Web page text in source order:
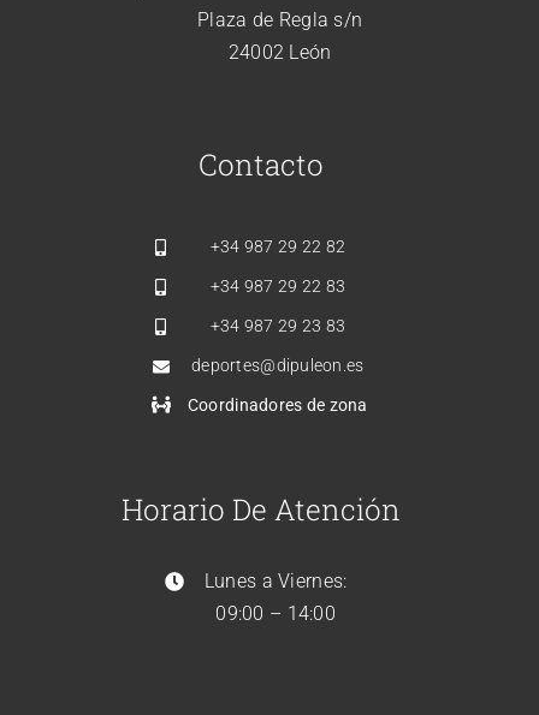
Plaza de Regla s/n
24002 León
Contacto
+34 987 29 22 82
+34 987 29 22 83
+34 987 29 23 83
deportes@dipuleon.es
Coordinadores de zona
Horario De Atención
Lunes a Viernes:
09:00 – 14:00